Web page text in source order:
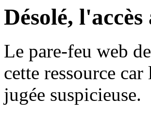
Désolé,
Le pare-feu web
cette ressource
jugée suspicieuse.